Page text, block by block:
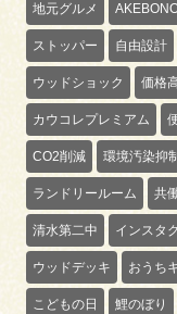
地元グルメ
ストッパー 自由設計
ウッドショック 価格
カウコレプレミアム
CO2削減 環境汚染抑制
ランドリールーム 共
清水第二中 インスタ
ウッドデッキ おうち
こどもの日 鯉のぼり